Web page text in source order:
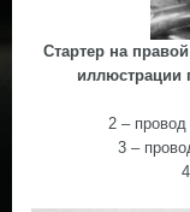
Стартер на
иллюстрации
2 –
3 –